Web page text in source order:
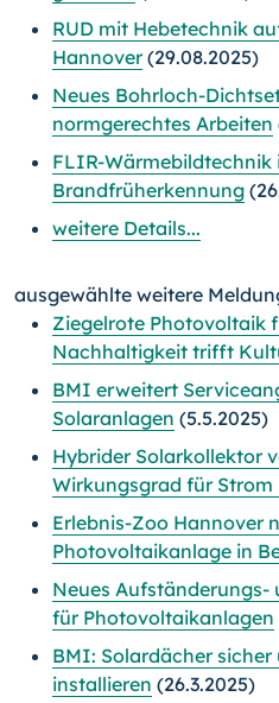
RUD mit Hebetechnik
Hannover(29.08.2025)
Neues Bohrloch-
normgerechtes Arbeiten
FLIR-Wärmebildtechnik
Brandfrüherkennung
weitere Details...
ausgewählte weitere
Ziegelrote Photovoltaik
Nachhaltigkeit trifft
BMI erweitert
Solaranlagen (5.5.2025)
Hybrider Solarkollektor
Wirkungsgrad für Strom
Erlebnis-Zoo Hannover
Photovoltaikanlage in
Neues Aufständerungs-
für Photovoltaikanlagen
BMI: Solardächer
installieren (26.3.2025)